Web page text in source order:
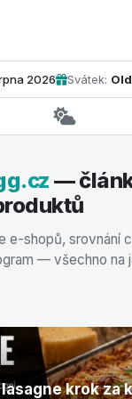
2026 Svátek:
—
e-shopů, srovnání
— všechno na
bez
krokem a
krok za